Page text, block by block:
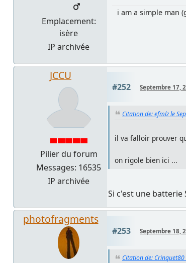
Emplacement:
isère
IP archivée
i am a simple man
JCCU
Pilier du forum
Messages: 16535
IP archivée
#252 Septembre 17,
Citation de: efmlz le
il va falloir prouver
on rigole bien ici ...
Si c'est une
photofragments
#253 Septembre 18,
Citation de: